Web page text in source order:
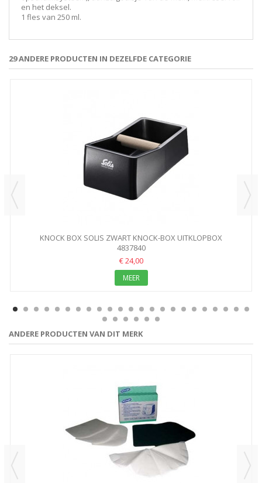
en het deksel.
1 fles van 250 ml.
29 ANDERE PRODUCTEN IN DEZELFDE CATEGORIE
KNOCK BOX SOLIS ZWART KNOCK-BOX UITKLOPBOX
4837840
€ 24,00
MEER
ANDERE PRODUCTEN VAN DIT MERK